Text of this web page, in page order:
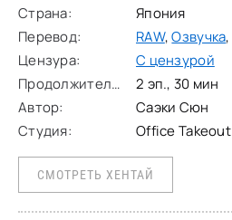
Страна:
Япония
Перевод:
RAW,Озвучка,
Цензура:
С цензурой
Продолжительность:
2 эп., 30 мин
Автор:
Саэки Сюн
Студия:
Office Takeout
СМОТРЕТЬ ХЕНТАЙ